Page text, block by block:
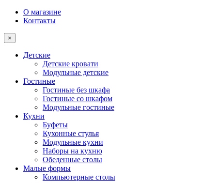
О магазине
Контакты
×
Детские
Детские кровати
Модульные детские
Гостиные
Гостиные без шкафа
Гостиные со шкафом
Модульные гостиные
Кухни
Буфеты
Кухонные стулья
Модульные кухни
Наборы на кухню
Обеденные столы
Малые формы
Компьютерные столы